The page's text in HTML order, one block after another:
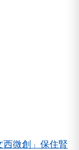
西微創」保住腎